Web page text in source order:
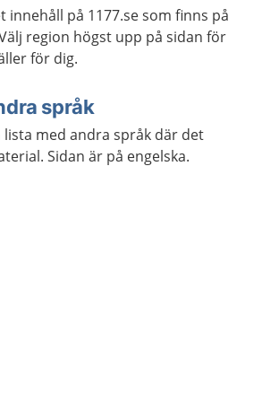
innehåll på 1177.se som finns på
region högst upp på sidan för
för dig.
språk
lista med andra språk där det
Sidan är på engelska.